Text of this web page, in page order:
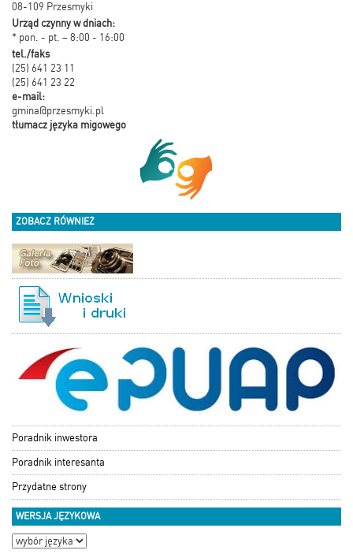
08-109 Przesmyki
Urząd czynny w dniach:
* pon. - pt. – 8:00 - 16:00
tel./faks
(25) 641 23 11
(25) 641 23 22
e-mail:
gmina@przesmyki.pl
tłumacz języka migowego
ZOBACZ RÓWNIEŻ
Poradnik inwestora
Poradnik interesanta
Przydatne strony
WERSJA JĘZYKOWA